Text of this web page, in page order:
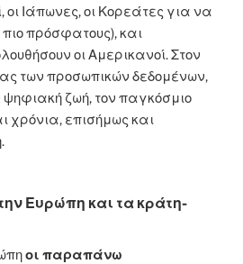
οι Ιάπωνες, οι Κορεάτες για να
πρόσφατους), και
οι Αμερικανοί. Στον
των προσωπικών δεδομένων,
ψηφιακή ζωή, τον παγκόσμιο
χρόνια, επισήμως και
Ευρώπη και τα κράτη-
οι παραπάνω